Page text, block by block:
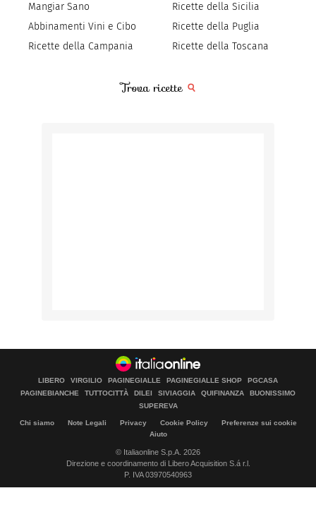
Mangiar Sano
Abbinamenti Vini e Cibo
Ricette della Campania
Ricette della Sicilia
Ricette della Puglia
Ricette della Toscana
Trova ricette
LIBERO VIRGILIO PAGINEGIALLE PAGINEGIALLE SHOP
PGCASA
PAGINEBIANCHE
TUTTOCITTÀ DILEI SIVIAGGIA QUIFINANZA
BUONISSIMO
SUPEREVA
Chi siamo Note Legali Privacy Cookie Policy
Preferenze sui cookie
Aiuto
© Italiaonline S.p.A. 2026
Direzione e coordinamento di Libero Acquisition S.á r.l.
P. IVA 03970540963